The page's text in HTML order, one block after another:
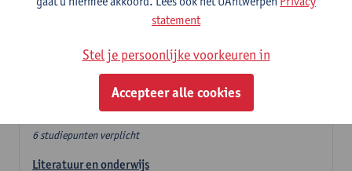
Verplicht algemeen opleidingsonderdeel
Deze 6 verplichte studiepunten tellen mee in de
domeincomponent van een van de gekozen talen.
Verplicht algemeen opleidingsonderdeel
6 studiepunten verplicht
Literatuur en onderwijs
statement
Stel je persoonlijke voorkeuren in
Accepteer alle cookies